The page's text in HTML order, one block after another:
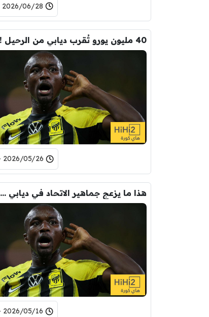
2026/06/28 - 16:35
40 مليون يورو تُقرب ديابي من الرحيل !
2026/05/26 - 05:53
هذا ما يزعج جماهير الاتحاد في ديابي
2026/05/16 - 07:39